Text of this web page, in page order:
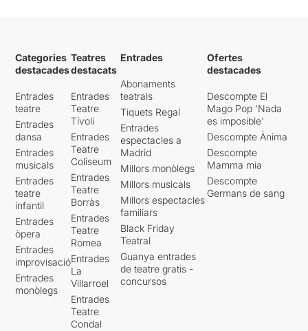
Categories
destacades
Entrades
teatre
Entrades
dansa
Entrades
musicals
Entrades
teatre
infantil
Entrades
òpera
Entrades
improvisació
Entrades
monòlegs
Teatres
destacats
Entrades
Teatre
Tívoli
Entrades
Teatre
Coliseum
Entrades
Teatre
Borràs
Entrades
Teatre
Romea
Entrades
La
Villarroel
Entrades
Teatre
Condal
Entrades
Abonaments
teatrals
Tiquets Regal
Entrades
espectacles a
Madrid
Millors monòlegs
Millors musicals
Millors espectacles
familiars
Black Friday
Teatral
Guanya entrades
de teatre gratis -
concursos
Ofertes
destacades
Descompte El
Mago Pop 'Nada
es imposible'
Descompte Ànima
Descompte
Mamma mia
Descompte
Germans de sang